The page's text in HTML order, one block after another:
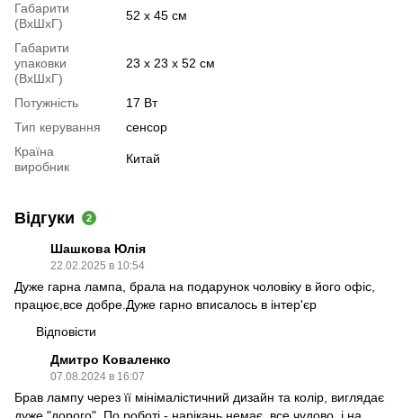
Габарити
(ВхШхГ)
52 х 45 см
Габарити
упаковки
(ВхШхГ)
23 х 23 х 52 см
Потужність
17 Вт
Тип керування
сенсор
Країна
виробник
Китай
Відгуки 2
Шашкова Юлія
22.02.2025 в 10:54
Дуже гарна лампа, брала на подарунок чоловіку в його офіс,
працює,все добре.Дуже гарно вписалось в інтер'єр
Відповісти
Дмитро Коваленко
07.08.2024 в 16:07
Брав лампу через її мінімалістичний дизайн та колір, виглядає